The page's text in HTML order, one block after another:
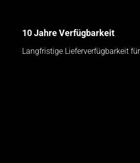
10 Jahre Verfügbarkeit
Langfristige Lieferverfügbarkeit